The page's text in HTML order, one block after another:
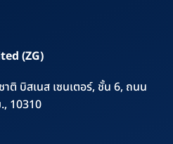
(ZG)
ติ บิสเนส เซนเตอร์, ชั้น 6, ถนน
10310